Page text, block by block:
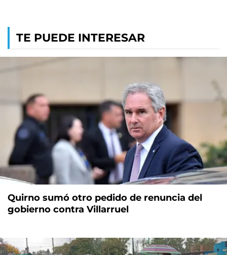
TE PUEDE INTERESAR
Quirno sumó otro pedido de renuncia del
gobierno contra Villarruel